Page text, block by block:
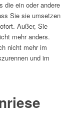
die ein oder andere
Sie sie umsetzen
Außer, Sie
mehr anders.
nicht mehr im
und im